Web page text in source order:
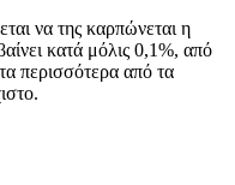
να της καρπώνεται η
κατά μόλις 0,1%, από
περισσότερα από τα